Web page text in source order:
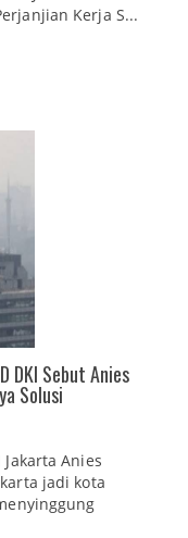
Kerja S...
DKI Sebut Anies
Solusi
Anies
jadi kota